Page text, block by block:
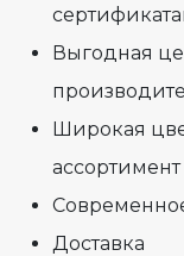
Выгодная
Широкая
ассортимент
Доставка